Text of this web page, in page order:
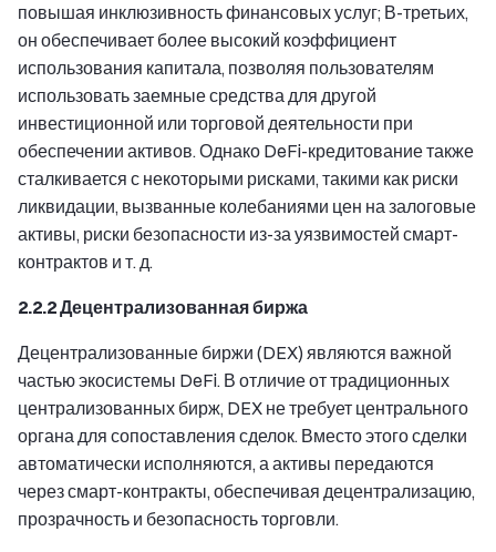
повышая инклюзивность финансовых услуг; В-третьих,
он обеспечивает более высокий коэффициент
использования капитала, позволяя пользователям
использовать заемные средства для другой
инвестиционной или торговой деятельности при
обеспечении активов. Однако DeFi-кредитование также
сталкивается с некоторыми рисками, такими как риски
ликвидации, вызванные колебаниями цен на залоговые
активы, риски безопасности из-за уязвимостей смарт-
контрактов и т. д.
2.2.2 Децентрализованная биржа
Децентрализованные биржи (DEX) являются важной
частью экосистемы DeFi. В отличие от традиционных
централизованных бирж, DEX не требует центрального
органа для сопоставления сделок. Вместо этого сделки
автоматически исполняются, а активы передаются
через смарт-контракты, обеспечивая децентрализацию,
прозрачность и безопасность торговли.